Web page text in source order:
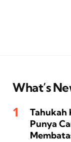
What’s
Tahukah
Punya